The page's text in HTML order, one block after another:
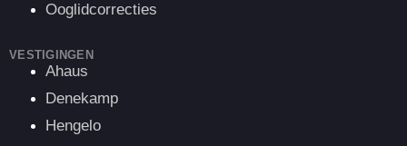
Ooglidcorrecties
VESTIGINGEN
Ahaus
Denekamp
Hengelo